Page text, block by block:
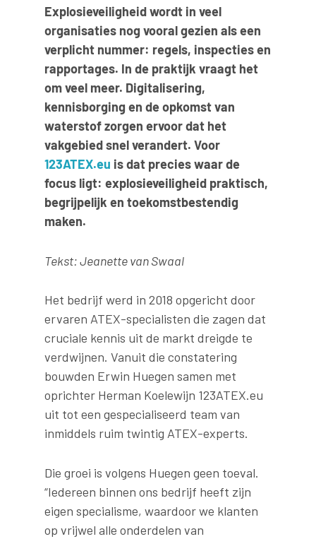
Explosieveiligheid wordt in veel
organisaties nog vooral gezien als een
verplicht nummer: regels, inspecties en
rapportages. In de praktijk vraagt het
om veel meer. Digitalisering,
kennisborging en de opkomst van
waterstof zorgen ervoor dat het
vakgebied snel verandert. Voor
123ATEX.eu is dat precies waar de
focus ligt: explosieveiligheid praktisch,
begrijpelijk en toekomstbestendig
maken.
Tekst: Jeanette van Swaal
Het bedrijf werd in 2018 opgericht door
ervaren ATEX-specialisten die zagen dat
cruciale kennis uit de markt dreigde te
verdwijnen. Vanuit die constatering
bouwden Erwin Huegen samen met
oprichter Herman Koelewijn 123ATEX.eu
uit tot een gespecialiseerd team van
inmiddels ruim twintig ATEX-experts.
Die groei is volgens Huegen geen toeval.
“Iedereen binnen ons bedrijf heeft zijn
eigen specialisme, waardoor we klanten
op vrijwel alle onderdelen van